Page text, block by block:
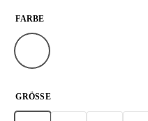
FARBE
GRÖSSE